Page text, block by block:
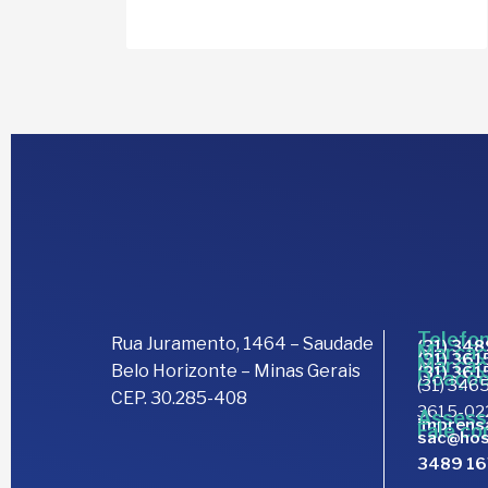
Rua Juramento, 1464 – Saudade
Belo Horizonte – Minas Gerais
CEP. 30.285-408
(31)
(31)
(31)
(31)
3615-
Fale
3489